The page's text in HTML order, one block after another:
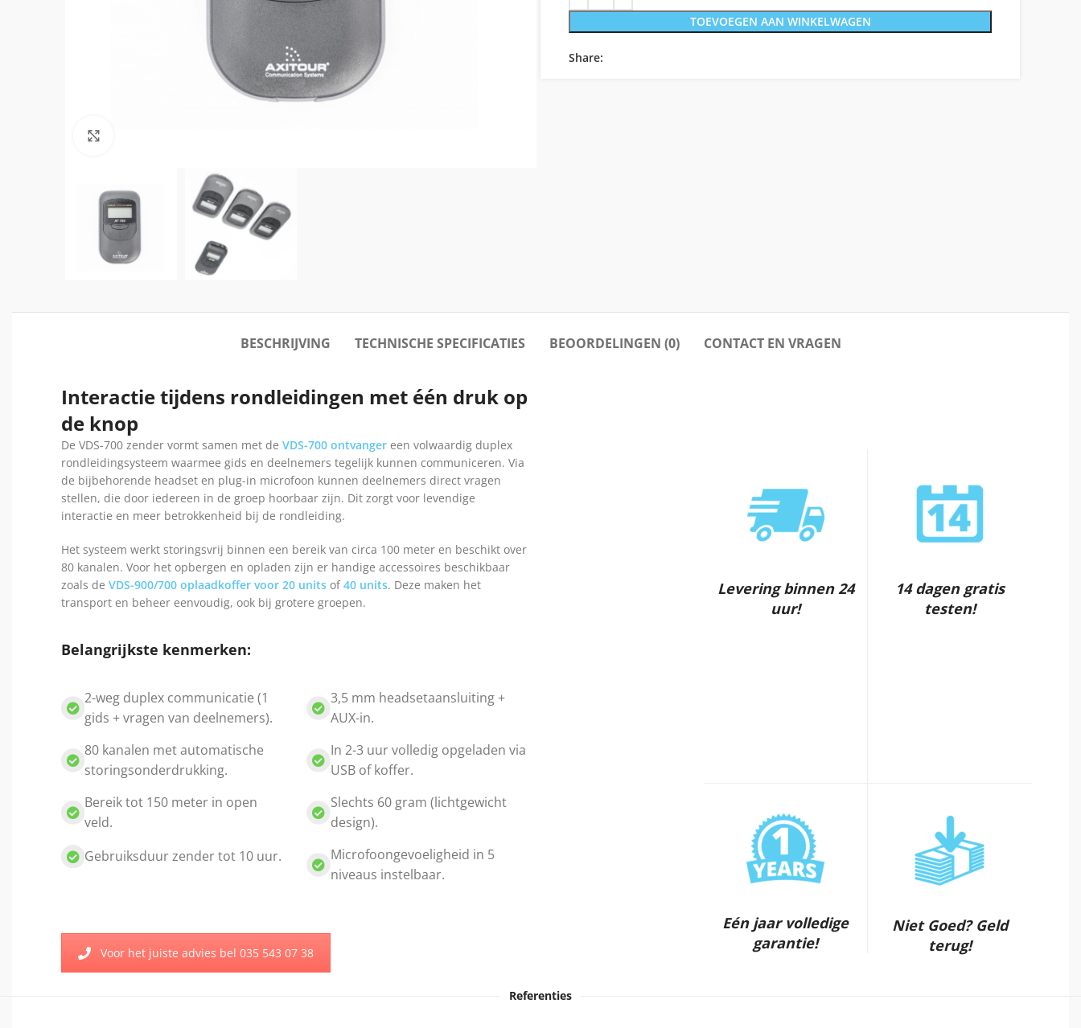
TOEVOEGEN AAN WINKELWAGEN
Share:
BESCHRIJVING TECHNISCHE SPECIFICATIES BEOORDELINGEN (0) CONTACT EN VRAGEN
Interactie tijdens rondleidingen met één druk op
de knop
De VDS-700 zender vormt samen met de VDS-700 ontvanger een volwaardig duplex
rondleidingsysteem waarmee gids en deelnemers tegelijk kunnen communiceren. Via
de bijbehorende headset en plug-in microfoon kunnen deelnemers direct vragen
stellen, die door iedereen in de groep hoorbaar zijn. Dit zorgt voor levendige
interactie en meer betrokkenheid bij de rondleiding.
Het systeem werkt storingsvrij binnen een bereik van circa 100 meter en beschikt over
80 kanalen. Voor het opbergen en opladen zijn er handige accessoires beschikbaar
zoals de VDS-900/700 oplaadkoffer voor 20 units of40 units. Deze maken het
transport en beheer eenvoudig, ook bij grotere groepen.
Belangrijkste kenmerken:
2-weg duplex communicatie (1
gids + vragen van deelnemers).
80 kanalen met automatische
storingsonderdrukking.
Bereik tot 150 meter in open
veld.
Gebruiksduur zender tot 10 uur.
3,5 mm headsetaansluiting +
AUX-in.
In 2-3 uur volledig opgeladen via
USB of koffer.
Slechts 60 gram (lichtgewicht
design).
Microfoongevoeligheid in 5
niveaus instelbaar.
Voor het juiste advies bel 035 543 07 38
Levering binnen 24
uur!
14 dagen gratis
testen!
Eén jaar volledige
garantie!
Niet Goed? Geld
terug!
Referenties